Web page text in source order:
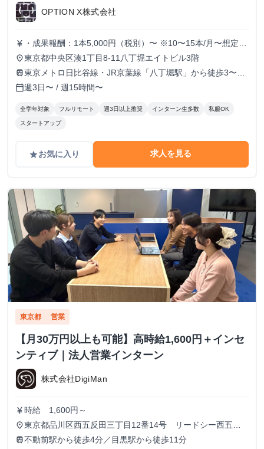
OPTION X株式会社
currency_yen ・成果報酬：1本5,000円（税別）〜 ※10〜15本/月〜想定
※経験、実績、能力等によって変動 ※トライアル期間の場
合変動あり
place東京都中央区湊1丁目8-11八丁堀エイトビル3階
train東京メトロ日比谷線・JR京葉線「八丁堀駅」から徒歩3〜6
分
calendar_today週3日〜 / 週15時間〜
全学年対象 フルリモート 週3日以上推奨 インターン生多数 私服OK
スタートアップ
gradeお気に入り 求人を見る
東京都 営業
【月30万円以上も可能】高時給1,600円＋インセ
ンティブ｜法人営業インターン
株式会社DigiMan
currency_yen 時給 1,600円～
place東京都品川区西五反田三丁目12番14号 リードシー西五反
田ビル7-8階（受付8階）
train不動前駅から徒歩4分／目黒駅から徒歩11分